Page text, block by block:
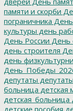
памяти и скорби
пограничника
культуры день
День России День
день строителя
день
депутаты
больница детская
детская_больница
детские пособия